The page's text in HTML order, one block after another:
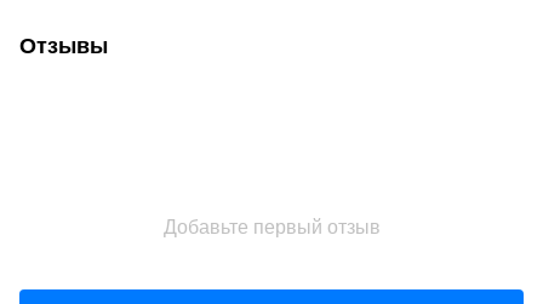
Отзывы
Добавьте первый отзыв